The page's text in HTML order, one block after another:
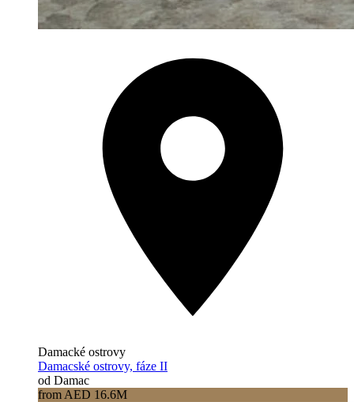
Damacké ostrovy
Damacské ostrovy, fáze II
od Damac
from AED 16.6M